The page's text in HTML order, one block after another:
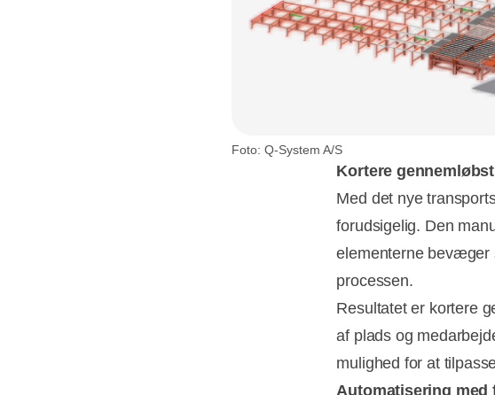
Foto: Q-System A/S
Kortere
Med det nye
forudsigelig. Den
elementerne bevæger
processen.
Resultatet er kortere
af plads og
mulighed for at
Automatisering